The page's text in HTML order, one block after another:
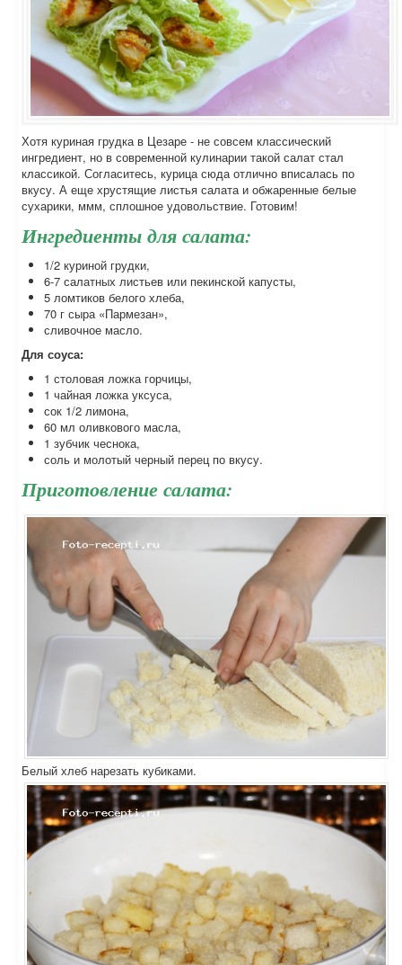
Хотя куриная грудка в Цезаре - не совсем классический
ингредиент, но в современной кулинарии такой салат стал
классикой. Согласитесь, курица сюда отлично вписалась по
вкусу. А еще хрустящие листья салата и обжаренные белые
сухарики, ммм, сплошное удовольствие. Готовим!
Ингредиенты для салата:
1/2 куриной грудки,
6-7 салатных листьев или пекинской капусты,
5 ломтиков белого хлеба,
70 г сыра «Пармезан»,
сливочное масло.
Для соуса:
1 столовая ложка горчицы,
1 чайная ложка уксуса,
сок 1/2 лимона,
60 мл оливкового масла,
1 зубчик чеснока,
соль и молотый черный перец по вкусу.
Приготовление салата:
Белый хлеб нарезать кубиками.